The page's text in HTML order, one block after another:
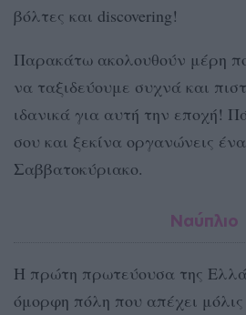
βόλτες και discovering!
Παρακάτω ακολουθούν μέρη
να ταξιδεύουμε συχνά και
ιδανικά για αυτή την εποχή!
σου και ξεκίνα οργανώνεις
Σαββατοκύριακο.
Ναύπλιο
Η πρώτη πρωτεύουσα της
όμορφη πόλη που απέχει